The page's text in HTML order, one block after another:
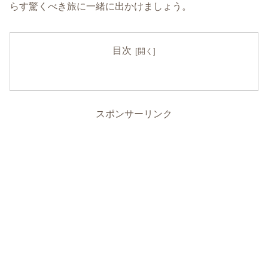
らす驚くべき旅に一緒に出かけましょう。
目次
スポンサーリンク